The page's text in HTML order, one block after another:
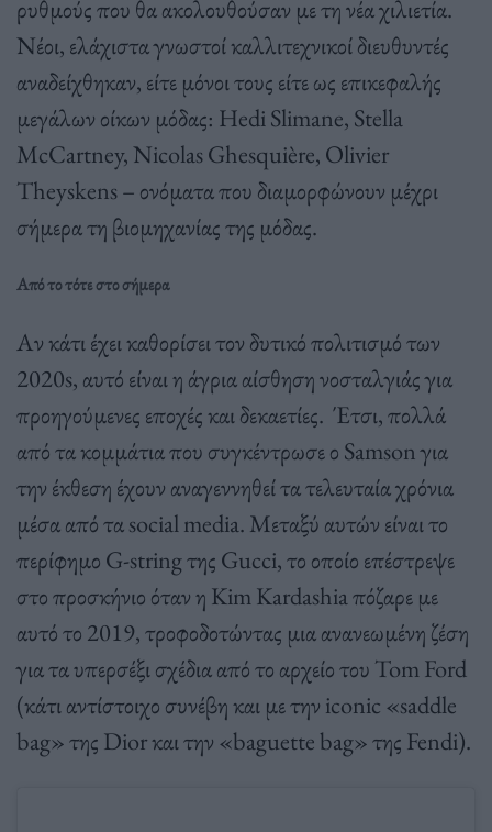
ρυθμούς που θα ακολουθούσαν με τη νέα χιλιετία.
Νέοι, ελάχιστα γνωστοί καλλιτεχνικοί διευθυντές
αναδείχθηκαν, είτε μόνοι τους είτε ως επικεφαλής
μεγάλων οίκων μόδας: Hedi Slimane, Stella
McCartney, Nicolas Ghesquière, Olivier
Theyskens – ονόματα που διαμορφώνουν μέχρι
σήμερα τη βιομηχανίας της μόδας.
Από το τότε στο σήμερα
Αν κάτι έχει καθορίσει τον δυτικό πολιτισμό των
2020s, αυτό είναι η άγρια αίσθηση νοσταλγιάς για
προηγούμενες εποχές και δεκαετίες. Έτσι, πολλά
από τα κομμάτια που συγκέντρωσε ο Samson για
την έκθεση έχουν αναγεννηθεί τα τελευταία χρόνια
μέσα από τα social media. Μεταξύ αυτών είναι το
περίφημο G-string της Gucci, το οποίο επέστρεψε
στο προσκήνιο όταν η Kim Kardashia πόζαρε με
αυτό το 2019, τροφοδοτώντας μια ανανεωμένη ζέση
για τα υπερσέξι σχέδια από το αρχείο του Tom Ford
(κάτι αντίστοιχο συνέβη και με την iconic «saddle
bag» της Dior και την «baguette bag» της Fendi).